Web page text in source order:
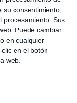
consentimiento,
procesamiento. Sus
Puede cambiar
en cualquier
en el botón
web.
como ala/cierre
alcanzar el
CD Camoens.
adaptó